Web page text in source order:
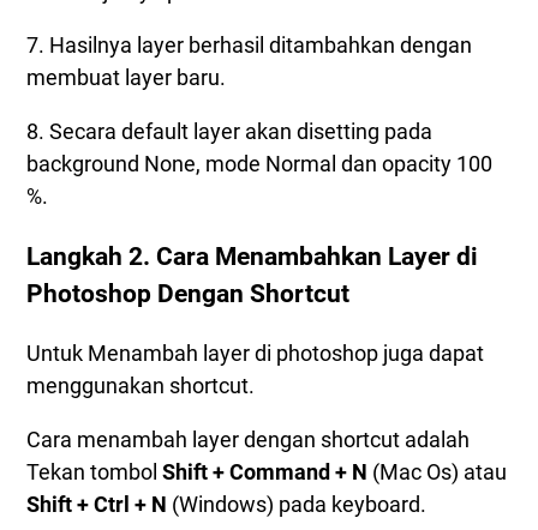
7. Hasilnya layer berhasil ditambahkan dengan
membuat layer baru.
8. Secara default layer akan disetting pada
background None, mode Normal dan opacity 100
%.
Langkah 2. Cara Menambahkan Layer di
Photoshop Dengan Shortcut
Untuk Menambah layer di photoshop juga dapat
menggunakan shortcut.
Cara menambah layer dengan shortcut adalah
Tekan tombol Shift + Command + N (Mac Os) atau
Shift + Ctrl + N (Windows) pada keyboard.